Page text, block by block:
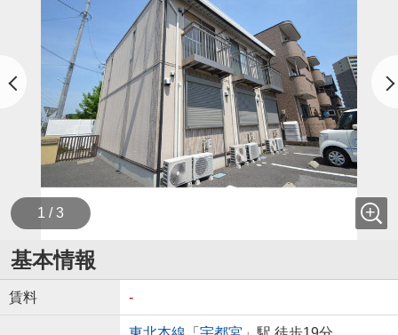
1 / 3
基本情報
賃料 -